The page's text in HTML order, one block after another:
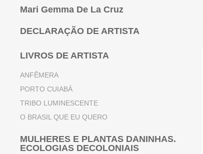
Mari Gemma De La Cruz
DECLARAÇÃO DE ARTISTA
LIVROS DE ARTISTA
ANFÊMERA
PORTO CUIABÁ
TRIBO LUMINESCENTE
O BRASIL QUE EU QUERO
MULHERES E PLANTAS DANINHAS.
ECOLOGIAS DECOLONIAIS